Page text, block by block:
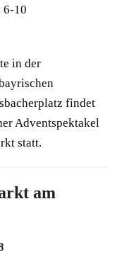
6-10
in der
findet
Adventspektakel
statt.
am